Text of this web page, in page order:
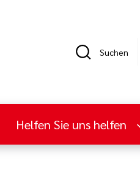
Suchen
Helfen Sie uns helfen